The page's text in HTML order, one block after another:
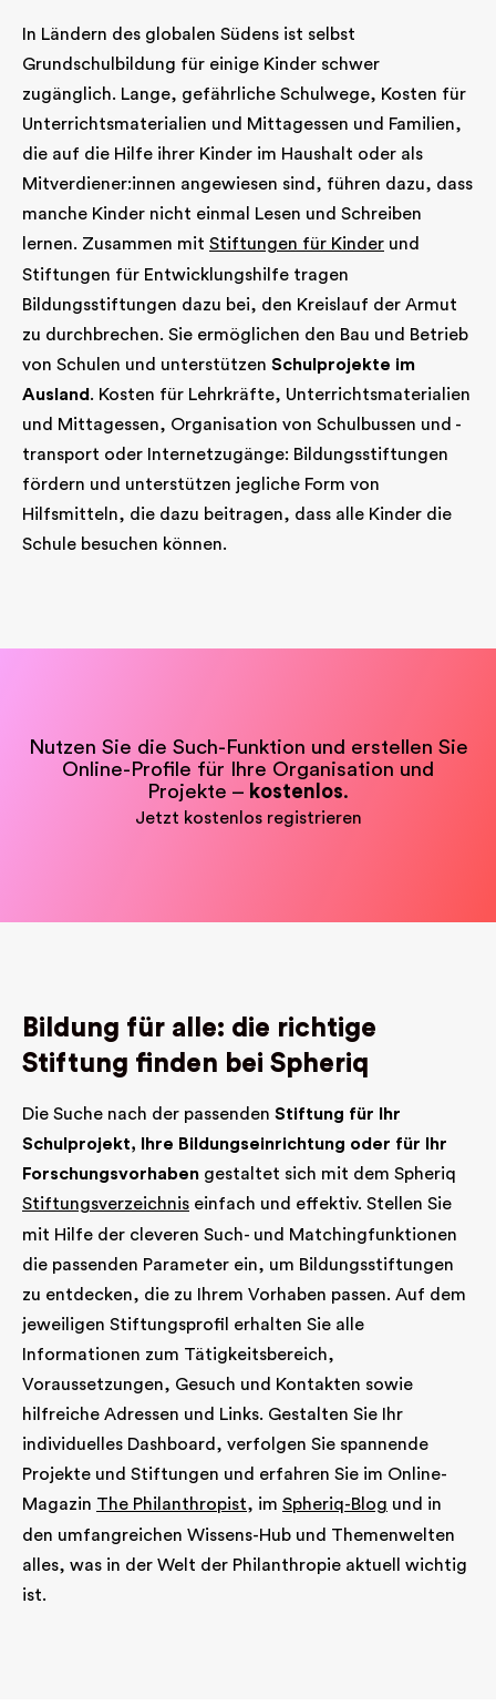
In Ländern des globalen Südens ist selbst
Grundschulbildung für einige Kinder schwer
zugänglich. Lange, gefährliche Schulwege, Kosten für
Unterrichtsmaterialien und Mittagessen und Familien,
die auf die Hilfe ihrer Kinder im Haushalt oder als
Mitverdiener:innen angewiesen sind, führen dazu, dass
manche Kinder nicht einmal Lesen und Schreiben
lernen. Zusammen mit Stiftungen für Kinder und
Stiftungen für Entwicklungshilfe tragen
Bildungsstiftungen dazu bei, den Kreislauf der Armut
zu durchbrechen. Sie ermöglichen den Bau und Betrieb
von Schulen und unterstützen Schulprojekte im
Ausland . Kosten für Lehrkräfte, Unterrichtsmaterialien
und Mittagessen, Organisation von Schulbussen und -
transport oder Internetzugänge: Bildungsstiftungen
fördern und unterstützen jegliche Form von
Hilfsmitteln, die dazu beitragen, dass alle Kinder die
Schule besuchen können.
Nutzen Sie die Such-Funktion und erstellen Sie
Online-Profile für Ihre Organisation und
Projekte – kostenlos.
Jetzt kostenlos registrieren
Bildung für alle: die richtige
Stiftung finden bei Spheriq
Die Suche nach der passenden Stiftung für Ihr
Schulprojekt, Ihre Bildungseinrichtung oder für Ihr
Forschungsvorhaben gestaltet sich mit dem Spheriq
Stiftungsverzeichnis einfach und effektiv. Stellen Sie
mit Hilfe der cleveren Such- und Matchingfunktionen
die passenden Parameter ein, um Bildungsstiftungen
zu entdecken, die zu Ihrem Vorhaben passen. Auf dem
jeweiligen Stiftungsprofil erhalten Sie alle
Informationen zum Tätigkeitsbereich,
Voraussetzungen, Gesuch und Kontakten sowie
hilfreiche Adressen und Links. Gestalten Sie Ihr
individuelles Dashboard, verfolgen Sie spannende
Projekte und Stiftungen und erfahren Sie im Online-
Magazin The Philanthropist, im Spheriq-Blog und in
den umfangreichen Wissens-Hub und Themenwelten
alles, was in der Welt der Philanthropie aktuell wichtig
ist.